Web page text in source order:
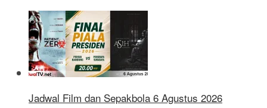
Jadwal Film dan Sepakbola 6 Agustus 2026